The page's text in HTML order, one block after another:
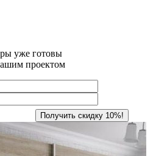
уже готовы
проектом